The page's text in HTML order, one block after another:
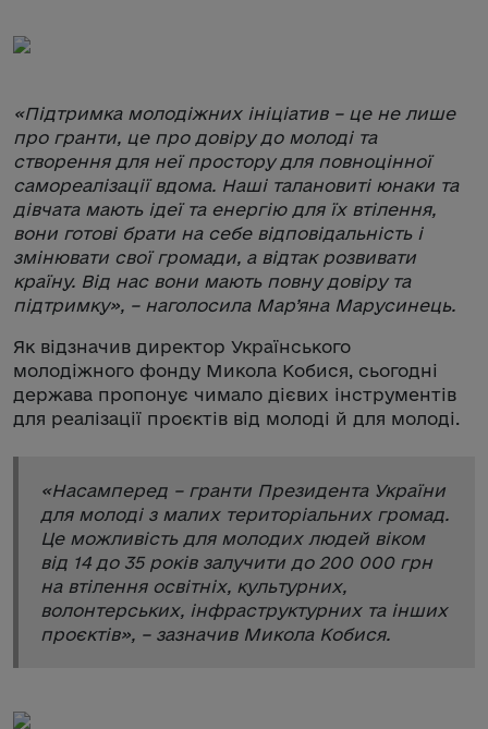
«Підтримка молодіжних ініціатив – це не лише
про гранти, це про довіру до молоді та
створення для неї простору для повноцінної
самореалізації вдома. Наші талановиті юнаки та
дівчата мають ідеї та енергію для їх втілення,
вони готові брати на себе відповідальність і
змінювати свої громади, а відтак розвивати
країну. Від нас вони мають повну довіру та
підтримку», – наголосила Мар’яна Марусинець.
Як відзначив директор Українського
молодіжного фонду Микола Кобися, сьогодні
держава пропонує чимало дієвих інструментів
для реалізації проєктів від молоді й для молоді.
«Насамперед – гранти Президента України
для молоді з малих територіальних громад.
Це можливість для молодих людей віком
від 14 до 35 років залучити до 200 000 грн
на втілення освітніх, культурних,
волонтерських, інфраструктурних та інших
проєктів», – зазначив Микола Кобися.